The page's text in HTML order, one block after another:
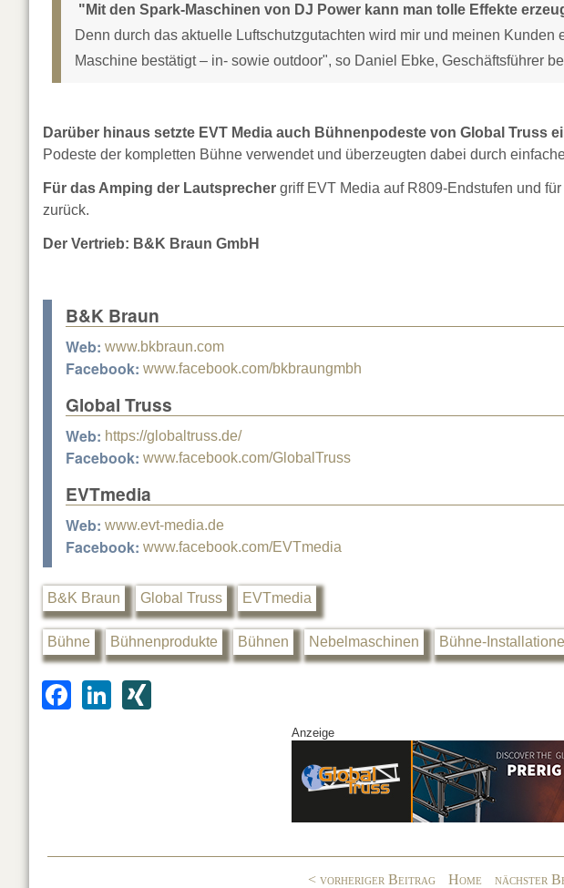
"Mit den Spark-Maschinen von DJ Power kann man tolle Effekte
Denn durch das aktuelle Luftschutzgutachten wird mir und meinen
Maschine bestätigt – in- sowie outdoor", so Daniel Ebke, Geschäftsführer
Darüber hinaus setzte EVT Media auch Bühnenpodeste von Global Truss
Podeste der kompletten Bühne verwendet und überzeugten dabei durch
Für das Amping der Lautsprecher griff EVT Media auf R809-Endstufen und
zurück.
Der Vertrieb: B&K Braun GmbH
B&K Braun
Web: www.bkbraun.com
Facebook: www.facebook.com/bkbraungmbh
Global Truss
Web: https://globaltruss.de/
Facebook: www.facebook.com/GlobalTruss
EVTmedia
Web: www.evt-media.de
Facebook: www.facebook.com/EVTmedia
B&K Braun Global Truss EVTmedia
Bühne Bühnenprodukte Bühnen Nebelmaschinen Bühne-
F
o
Li
Anzeige
< vorheriger Beitrag Home nächster